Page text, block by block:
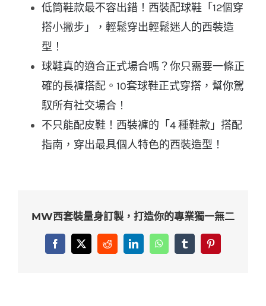
低筒鞋款最不容出錯！西裝配球鞋「12個穿
搭小撇步」，輕鬆穿出輕鬆迷人的西裝造
型！
球鞋真的適合正式場合嗎？你只需要一條正
確的長褲搭配。10套球鞋正式穿搭，幫你駕
馭所有社交場合！
不只能配皮鞋！西裝褲的「4 種鞋款」搭配
指南，穿出最具個人特色的西裝造型！
MW西套裝量身訂製，打造你的專業獨一無二
Facebook
X RedditLinkedInWhatsAppTumblrPinterest